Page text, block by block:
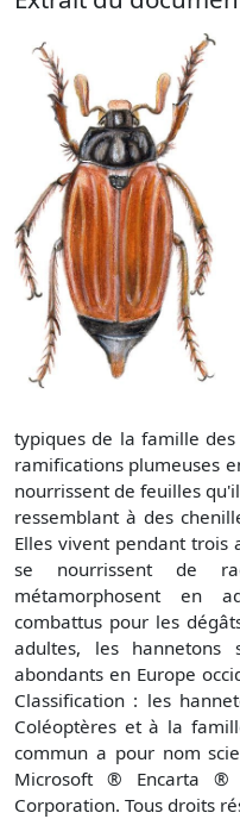
typiques de la famille
ramifications plumeuses
nourrissent de feuilles
ressemblant à des
Elles vivent pendant trois
se nourrissent de
métamorphosent en
combattus pour les
adultes, les hannetons
abondants en Europe
Classification : les
Coléoptères et à la
commun a pour nom
Microsoft ® Encarta ®
Corporation. Tous droits